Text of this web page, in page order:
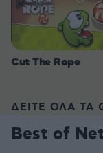
Cut The Rope
ΔΕΙΤΕ ΟΛΑ ΤΑ
Best of